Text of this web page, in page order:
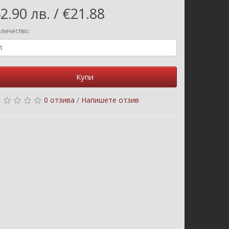
лв. / €21.88
Купи
0 отзива / Напишете отзив